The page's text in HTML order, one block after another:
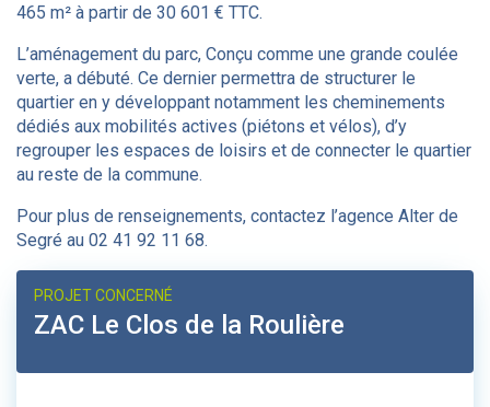
465 m² à partir de 30 601 € TTC.
L’aménagement du parc, Conçu comme une grande coulée
verte, a débuté. Ce dernier permettra de structurer le
quartier en y développant notamment les cheminements
dédiés aux mobilités actives (piétons et vélos), d’y
regrouper les espaces de loisirs et de connecter le quartier
au reste de la commune.
Pour plus de renseignements, contactez l’agence Alter de
Segré au 02 41 92 11 68.
PROJET CONCERNÉ
ZAC Le Clos de la Roulière